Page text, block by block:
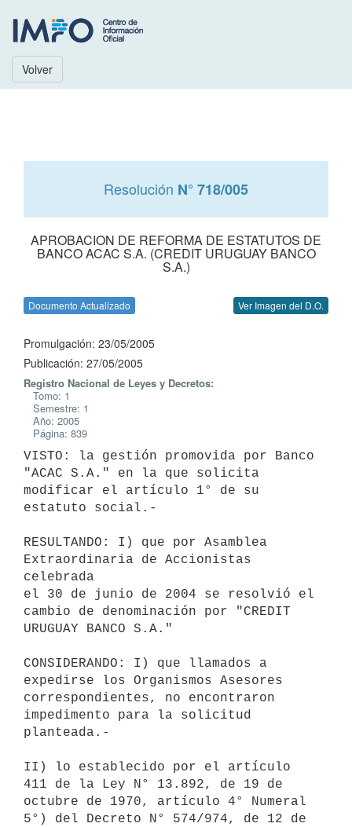
Volver
Resolución N° 718/005
APROBACION DE REFORMA DE ESTATUTOS DE
BANCO ACAC S.A. (CREDIT URUGUAY BANCO
S.A.)
Documento Actualizado Ver Imagen del D.O.
Promulgación: 23/05/2005
Publicación: 27/05/2005
Registro Nacional de Leyes y Decretos:
Tomo: 1
Semestre: 1
Año: 2005
Página: 839
VISTO: la gestión promovida por Banco
"ACAC S.A." en la que solicita
modificar el artículo 1° de su
estatuto social.-
RESULTANDO: I) que por Asamblea
Extraordinaria de Accionistas
celebrada
el 30 de junio de 2004 se resolvió el
cambio de denominación por "CREDIT
URUGUAY BANCO S.A."
CONSIDERANDO: I) que llamados a
expedirse los Organismos Asesores
correspondientes, no encontraron
impedimento para la solicitud
planteada.-
II) lo establecido por el artículo
411 de la Ley N° 13.892, de 19 de
octubre de 1970, artículo 4° Numeral
5°) del Decreto N° 574/974, de 12 de